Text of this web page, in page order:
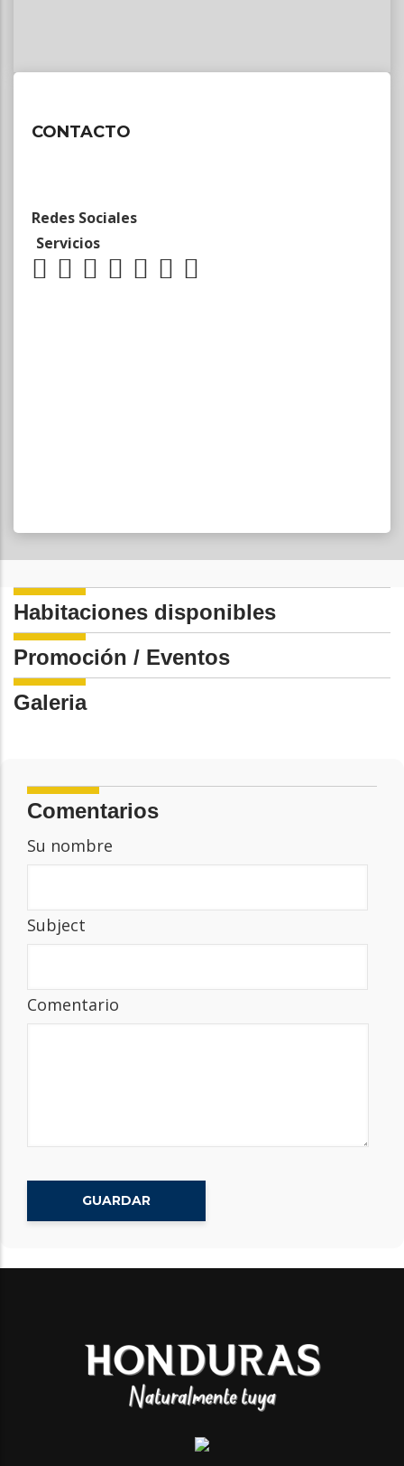
CONTACTO
Redes Sociales
Servicios
Habitaciones disponibles
Promoción / Eventos
Galeria
Comentarios
Su nombre
Subject
Comentario